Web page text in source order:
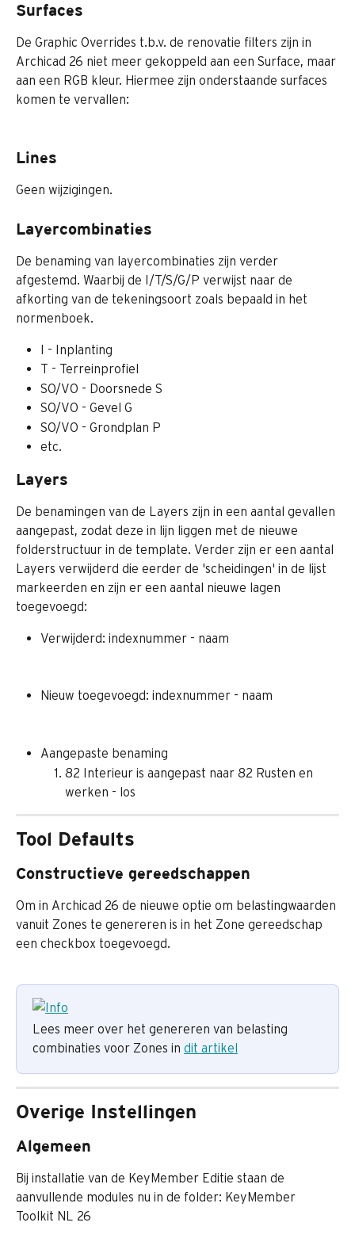
Surfaces
De Graphic Overrides t.b.v. de renovatie filters zijn in
Archicad 26 niet meer gekoppeld aan een Surface, maar
aan een RGB kleur. Hiermee zijn onderstaande surfaces
komen te vervallen:
Lines
Geen wijzigingen.
Layercombinaties
De benaming van layercombinaties zijn verder
afgestemd. Waarbij de I/T/S/G/P verwijst naar de
afkorting van de tekeningsoort zoals bepaald in het
normenboek.
I - Inplanting
T - Terreinprofiel
SO/VO - Doorsnede S
SO/VO - Gevel G
SO/VO - Grondplan P
etc.
Layers
De benamingen van de Layers zijn in een aantal gevallen
aangepast, zodat deze in lijn liggen met de nieuwe
folderstructuur in de template. Verder zijn er een aantal
Layers verwijderd die eerder de 'scheidingen' in de lijst
markeerden en zijn er een aantal nieuwe lagen
toegevoegd:
Verwijderd: indexnummer - naam
Nieuw toegevoegd: indexnummer - naam
Aangepaste benaming
82 Interieur is aangepast naar 82 Rusten en
werken - los
Tool Defaults
Constructieve gereedschappen
Om in Archicad 26 de nieuwe optie om belastingwaarden
vanuit Zones te genereren is in het Zone gereedschap
een checkbox toegevoegd.
Lees meer over het genereren van belasting
combinaties voor Zones in dit artikel
Overige Instellingen
Algemeen
Bij installatie van de KeyMember Editie staan de
aanvullende modules nu in de folder: KeyMember
Toolkit NL 26